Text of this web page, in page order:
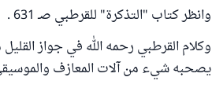
وانظر كتاب "التذكرة" للقرطبي صـ 631 .
وكلام القرطبي رحمه الله في جواز
يصحبه شيء من آلات المعازف